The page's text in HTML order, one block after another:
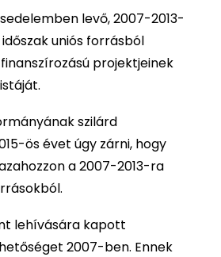
levő, 2007-2013-
uniós forrásból
projektjeinek
szilárd
ös évet úgy zárni, hogy
a 2007-2013-ra
lehívására kapott
2007-ben. Ennek